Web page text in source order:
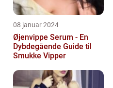
08 januar 2024
Øjenvippe Serum - En
Dybdegående Guide til
Smukke Vipper